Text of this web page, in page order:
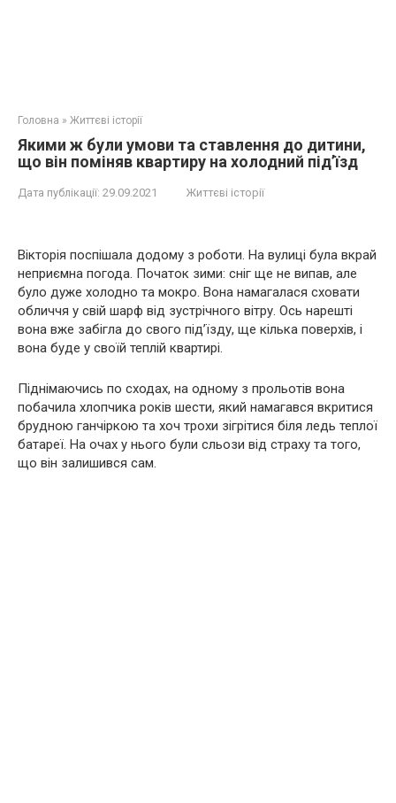
Головна » Життєві історії
Якими ж були умови та ставлення до дитини,
що він поміняв квартиру на холодний під’їзд
Дата публікації: 29.09.2021 Життєві історії
Вікторія поспішала додому з роботи. На вулиці була вкрай
неприємна погода. Початок зими: сніг ще не випав, але
було дуже холодно та мокро. Вона намагалася сховати
обличчя у свій шарф від зустрічного вітру. Ось нарешті
вона вже забігла до свого під’їзду, ще кілька поверхів, і
вона буде у своїй теплій квартирі.
Піднімаючись по сходах, на одному з прольотів вона
побачила хлопчика років шести, який намагався вкритися
брудною ганчіркою та хоч трохи зігрітися біля ледь теплої
батареї. На очах у нього були сльози від страху та того,
що він залишився сам.